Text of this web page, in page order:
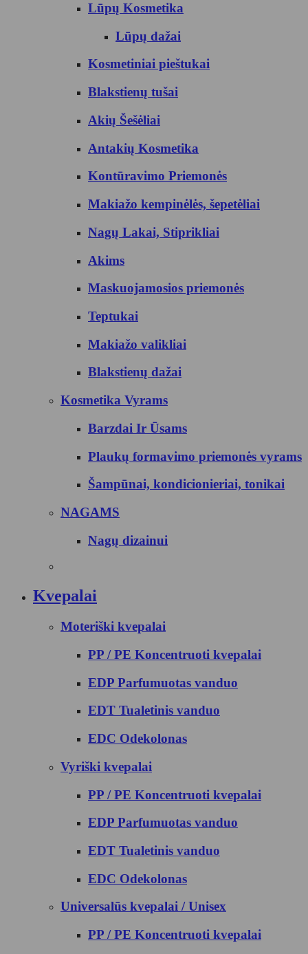
Lūpų Kosmetika
Lūpų dažai
Kosmetiniai pieštukai
Blakstienų tušai
Akių Šešėliai
Antakių Kosmetika
Kontūravimo Priemonės
Makiažo kempinėlės, šepetėliai
Nagų Lakai, Stiprikliai
Akims
Maskuojamosios priemonės
Teptukai
Makiažo valikliai
Blakstienų dažai
Kosmetika Vyrams
Barzdai Ir Ūsams
Plaukų formavimo priemonės vyrams
Šampūnai, kondicionieriai, tonikai
NAGAMS
Nagų dizainui
Kvepalai
Moteriški kvepalai
PP / PE Koncentruoti kvepalai
EDP Parfumuotas vanduo
EDT Tualetinis vanduo
EDC Odekolonas
Vyriški kvepalai
PP / PE Koncentruoti kvepalai
EDP Parfumuotas vanduo
EDT Tualetinis vanduo
EDC Odekolonas
Universalūs kvepalai / Unisex
PP / PE Koncentruoti kvepalai